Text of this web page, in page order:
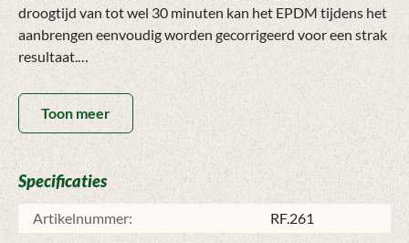
droogtijd van tot wel 30 minuten kan het EPDM tijdens het
aanbrengen eenvoudig worden gecorrigeerd voor een strak
resultaat.
Bodemlijm is enkelzijdig en wordt alleen op de ondergrond
aangebracht. Let op: deze lijm is uitsluitend geschikt voor
houten ondergronden. Voor de afwerking van opstaande
randen is altijd contactlijm nodig. Gebruik hiervoor de
RedFox® Spraybond, zodat de lijm gelijkmatig verdeeld
wordt en u een professioneel resultaat krijgt zonder
geknoei.
Toon meer
Specificaties
Artikelnummer: RF.261